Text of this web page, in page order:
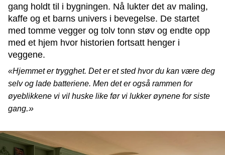
gang holdt til i bygningen. Nå lukter det av maling,
kaffe og et barns univers i bevegelse. De startet
med tomme vegger og tolv tonn støv og endte opp
med et hjem hvor historien fortsatt henger i
veggene.
«Hjemmet er trygghet. Det er et sted hvor du kan være deg
selv og lade batteriene. Men det er også rammen for
øyeblikkene vi vil huske like før vi lukker øynene for siste
gang.»